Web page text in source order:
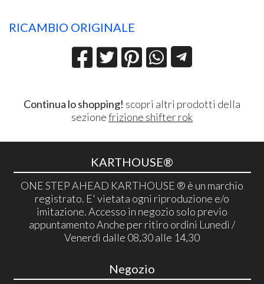
RICAMBIO ORIGINALE
Continua lo shopping! scopri altri prodotti della
sezionefrizione shifter rok
KARTHOUSE®
ONE STEP AHEAD KARTHOUSE ® è un marchio
registrato. E' vietata ogni riproduzione e/o
imitazione. Accesso in negozio solo previo
appuntamento Anche per ritiro ordini Lunedì /
Venerdì dalle 08,30 alle 14,30
Negozio